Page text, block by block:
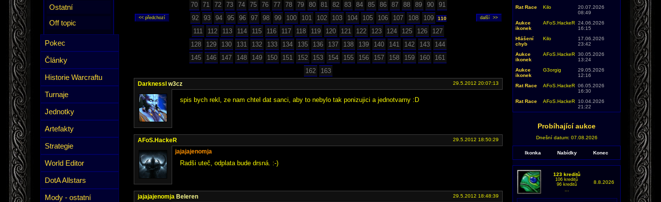
Ostatní
Off topic
Pokec
Články
Historie Warcraftu
Turnaje
Jednotky
Artefakty
Strategie
World Editor
DotA Allstars
Mody - ostatní
70
71 72 73 74 75 76 77 78 79 80 81 82 83 84 85 86 87 88 89 90
91
92
93 94 95 96 97 98 99 100 101 102 103 104 105 106 107 108 109 110
111 112 113 114 115 116 117 118 119 120 121 122 123 124 125 126
127
128
129 130 131 132 133 134 135 136 137 138 139 140 141 142 143
144
145
146 147 148 149 150 151 152 153 154 155 156 157 158 159 160
161
162
163
DarknessI w3cz 29.5.2012 20:07:13
spis bych rekl, ze nam chtel dat sanci, aby to nebylo tak ponizujici a jednotvarny :D
AFoS.HackeR 29.5.2012 18:50:29
jajajajenomja
Radši uteč, odplata bude drsná. :-)
jajajajenomja Beleren 29.5.2012 18:48:39
Rat Race
Kilo
20.07.2026
08:49
Aukce
ikonek
AFoS.HackeR 24.06.2026
16:15
Hlášení
chyb
Kilo
17.06.2026
23:42
Aukce
ikonek
AFoS.HackeR 30.05.2026
13:24
Aukce
ikonek
G3orgig
29.05.2026
12:16
Rat Race
AFoS.HackeR 06.05.2026
16:30
Rat Race
AFoS.HackeR
10.04.2026
21:22
Probíhající aukce
Dnešní datum: 07.08.2026
Ikonka Nabídky Konec
123 kreditů
106 kreditů
96 kreditů
8.8.2026